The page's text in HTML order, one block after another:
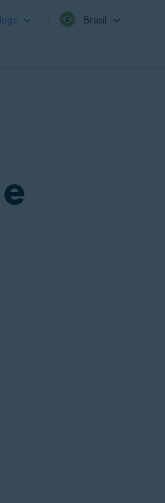
Brasil